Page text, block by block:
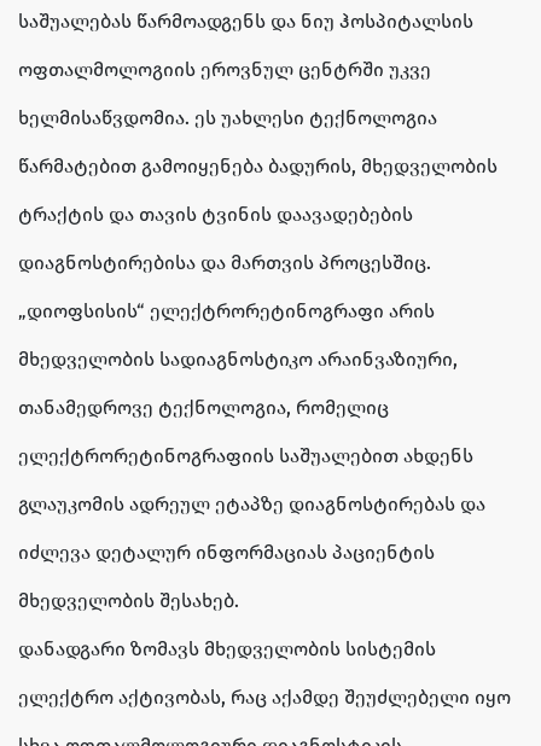
საშუალებას წარმოადგენს და ნიუ ჰოსპიტალსის
ოფთალმოლოგიის ეროვნულ ცენტრში უკვე
ხელმისაწვდომია. ეს უახლესი ტექნოლოგია
წარმატებით გამოიყენება ბადურის, მხედველობის
ტრაქტის და თავის ტვინის დაავადებების
დიაგნოსტირებისა და მართვის პროცესშიც.
„დიოფსისის“ ელექტრორეტინოგრაფი არის
მხედველობის სადიაგნოსტიკო არაინვაზიური,
თანამედროვე ტექნოლოგია, რომელიც
ელექტრორეტინოგრაფიის საშუალებით ახდენს
გლაუკომის ადრეულ ეტაპზე დიაგნოსტირებას და
იძლევა დეტალურ ინფორმაციას პაციენტის
მხედველობის შესახებ.
დანადგარი ზომავს მხედველობის სისტემის
ელექტრო აქტივობას, რაც აქამდე შეუძლებელი იყო